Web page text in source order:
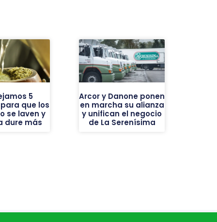
5
que los
se laven y
dure más
Arcor y Danone ponen
en marcha su alianza
y unifican el negocio
de La Serenísima